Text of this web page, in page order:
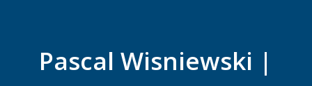
Pascal Wisniewski |